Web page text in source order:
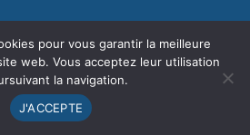
pour vous garantir la meilleure
web. Vous acceptez leur utilisation
la navigation.
J'ACCEPTE